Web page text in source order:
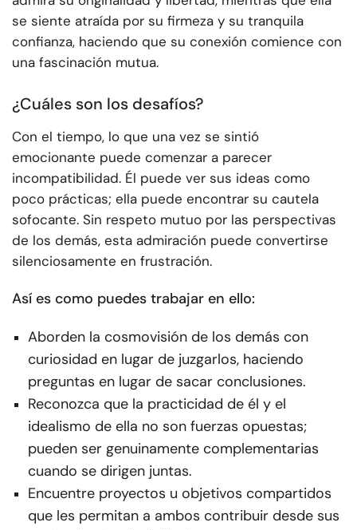
se siente atraída por su firmeza y su tranquila
confianza, haciendo que su conexión comience con
una fascinación mutua.
¿Cuáles son los desafíos?
Con el tiempo, lo que una vez se sintió
emocionante puede comenzar a parecer
incompatibilidad. Él puede ver sus ideas como
poco prácticas; ella puede encontrar su cautela
sofocante. Sin respeto mutuo por las perspectivas
de los demás, esta admiración puede convertirse
silenciosamente en frustración.
Así es como puedes trabajar en ello:
Aborden la cosmovisión de los demás con
curiosidad en lugar de juzgarlos, haciendo
preguntas en lugar de sacar conclusiones.
Reconozca que la practicidad de él y el
idealismo de ella no son fuerzas opuestas;
pueden ser genuinamente complementarias
cuando se dirigen juntas.
Encuentre proyectos u objetivos compartidos
que les permitan a ambos contribuir desde sus